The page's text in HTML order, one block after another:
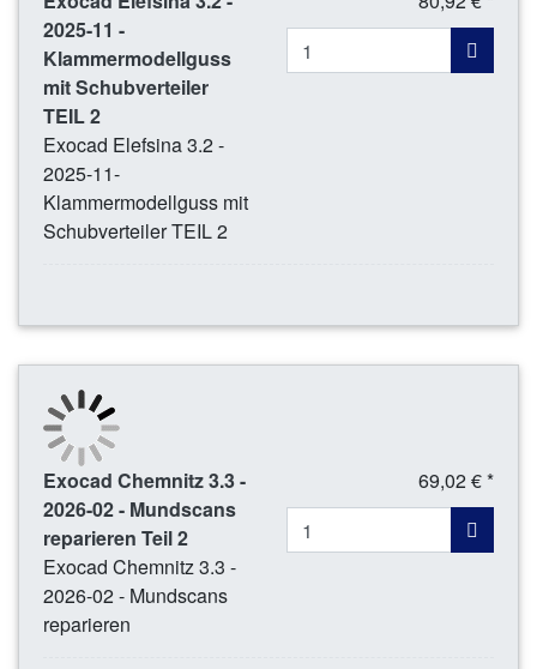
2025-11 -
Klammermodellguss
mit Schubverteiler
TEIL 2
Exocad Elefsina 3.2 -
2025-11-
Klammermodellguss mit
Schubverteiler TEIL 2
Exocad Chemnitz 3.3 -
2026-02 - Mundscans
reparieren Teil 2
Exocad Chemnitz 3.3 -
2026-02 - Mundscans
reparieren
69,02 € *